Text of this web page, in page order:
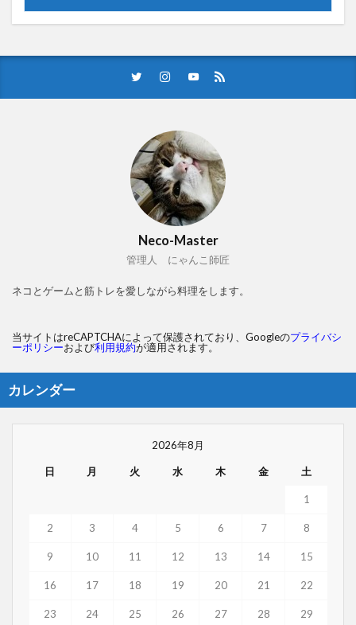
Neco-Master
管理人 にゃんこ師匠
ネコとゲームと筋トレを愛しながら料理をします。
当サイトはreCAPTCHAによって保護されており、Googleのプライバシ
ーポリシーおよび利用規約が適用されます。
カレンダー
2026年8月
日 月 火 水 木 金 土
1
2 3 4 5 6 7 8
9 10 11 12 13 14 15
16 17 18 19 20 21 22
23 24 25 26 27 28 29